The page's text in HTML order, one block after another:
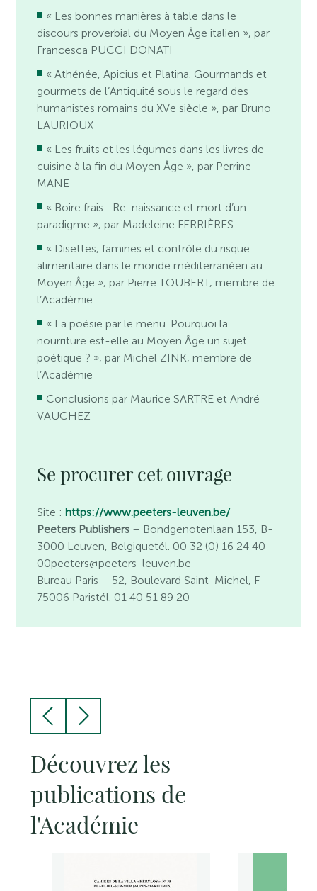
« Les bonnes manières à table dans le
discours proverbial du Moyen Âge italien », par
Francesca PUCCI DONATI
« Athénée, Apicius et Platina. Gourmands et
gourmets de l’Antiquité sous le regard des
humanistes romains du XVe siècle », par Bruno
LAURIOUX
« Les fruits et les légumes dans les livres de
cuisine à la fin du Moyen Âge », par Perrine
MANE
« Boire frais : Re-naissance et mort d’un
paradigme », par Madeleine FERRIÈRES
« Disettes, famines et contrôle du risque
alimentaire dans le monde méditerranéen au
Moyen Âge », par Pierre TOUBERT, membre de
l’Académie
« La poésie par le menu. Pourquoi la
nourriture est-elle au Moyen Âge un sujet
poétique ? », par Michel ZINK, membre de
l’Académie
Conclusions par Maurice SARTRE et André
VAUCHEZ
Se procurer cet ouvrage
Site : https://www.peeters-leuven.be/
Peeters Publishers – Bondgenotenlaan 153, B-
3000 Leuven, Belgiquetél. 00 32 (0) 16 24 40
00peeters@peeters-leuven.be
Bureau Paris – 52, Boulevard Saint-Michel, F-
75006 Paristél. 01 40 51 89 20
Découvrez les
publications de
l'Académie